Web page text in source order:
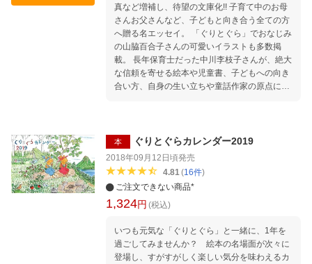
真など増補し、待望の文庫化!! 子育て中のお母
さんお父さんなど、子どもと向き合う全ての方
へ贈る名エッセイ。 「ぐりとぐら」でおなじみ
の山脇百合子さんの可愛いイラストも多数掲
載。 長年保育士だった中川李枝子さんが、絶大
な信頼を寄せる絵本や児童書、子どもへの向き
合い方、自身の生い立ちや童話作家の原点につ
子ども・絵本」をテーマとし、絶大な信頼を寄
せる絵本や児童書、子どもへの向き合い方、自
身の生い立ちや童話作家の原点について綴った
名エッセイがついに文庫化！ 初版は1982年
で、改訂版、新版とリニューアルされてきたロ
ングセラーに、巻頭16頁にわたり、撮り下ろし
から本に夢中になり、沢山の本を読んで育った
中川李枝子さん。長年務めた保育士時代は、大
勢の子どもたちに絵本の読み聞かせをしまし
本 ぐりとぐらカレンダー2019
2018年09月12日頃発売
4.81(16件)
ご注文できない商品*
1,324円 (税込)
いつも元気な「ぐりとぐら」と一緒に、1年を
過ごしてみませんか？ 絵本の名場面が次々に
登場し、すがすがしく楽しい気分を味わえるカ